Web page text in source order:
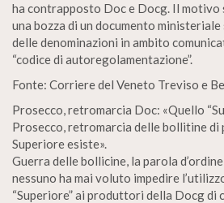
ha contrapposto Doc e Docg. Il motivo
una bozza di un documento
delle denominazioni in ambito
“codice di autoregolamentazione”.
Fonte: Corriere del Veneto Treviso e
Prosecco, retromarcia Doc: «Quello
Prosecco, retromarcia delle bollitine di
Superiore esiste».
Guerra delle bollicine, la parola
nessuno ha mai voluto impedire
“Superiore” ai produttori della Docg di